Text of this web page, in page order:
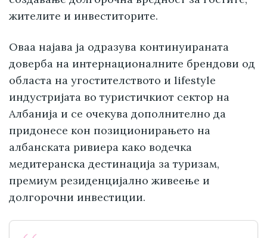
жителите и инвеститорите.
Оваа најава ја одразува континуираната
доверба на интернационалните брендови од
областа на угостителството и lifestyle
индустријата во туристичкиот сектор на
Албанија и се очекува дополнително да
придонесе кон позиционирањето на
албанската ривиера како водечка
медитеранска дестинација за туризам,
премиум резиденцијално живеење и
долгорочни инвестиции.